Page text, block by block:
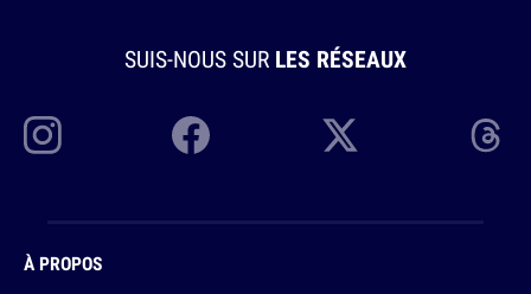
SUIS-NOUS SUR LES RÉSEAUX
À PROPOS